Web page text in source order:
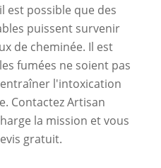
est possible que des
puissent survenir
de cheminée. Il est
fumées ne soient pas
l'intoxication
Contactez Artisan
la mission et vous
gratuit.